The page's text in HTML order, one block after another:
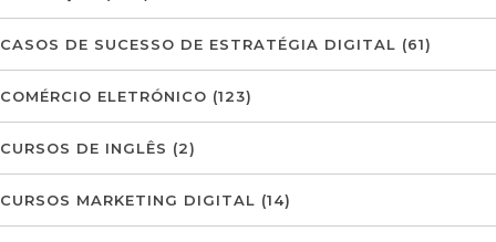
CASOS DE SUCESSO DE ESTRATÉGIA DIGITAL (61)
COMÉRCIO ELETRÓNICO (123)
CURSOS DE INGLÊS (2)
CURSOS MARKETING DIGITAL (14)